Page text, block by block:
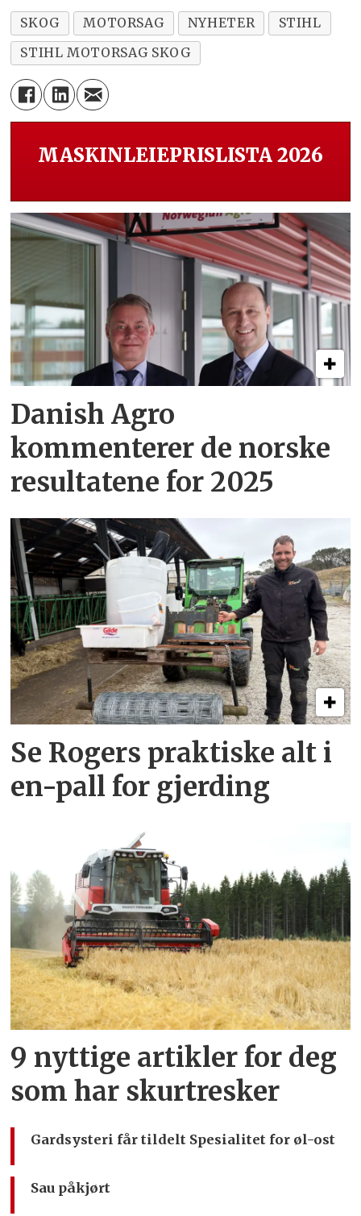
SKOG MOTORSAG NYHETER
STIHL
STIHL MOTORSAG SKOG
MASKINLEIEPRISLISTA 2026
Danish Agro
kommenterer de norske
resultatene for 2025
Se Rogers praktiske alt i
en-pall for gjerding
9 nyttige artikler for deg
som har skurtresker
Gardsysteri får tildelt Spesialitet for øl-ost
Sau påkjørt